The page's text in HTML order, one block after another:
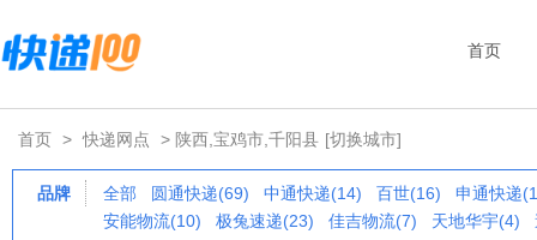
首页
首页 > 快递网点 > 陕西,宝鸡市,千阳县 [切换城市]
品牌 全部 圆通快递(69) 中通快递(14) 百世(16)
申通快递
安能物流(10)
极兔速递(23) 佳吉物流(7) 天地华宇(4)